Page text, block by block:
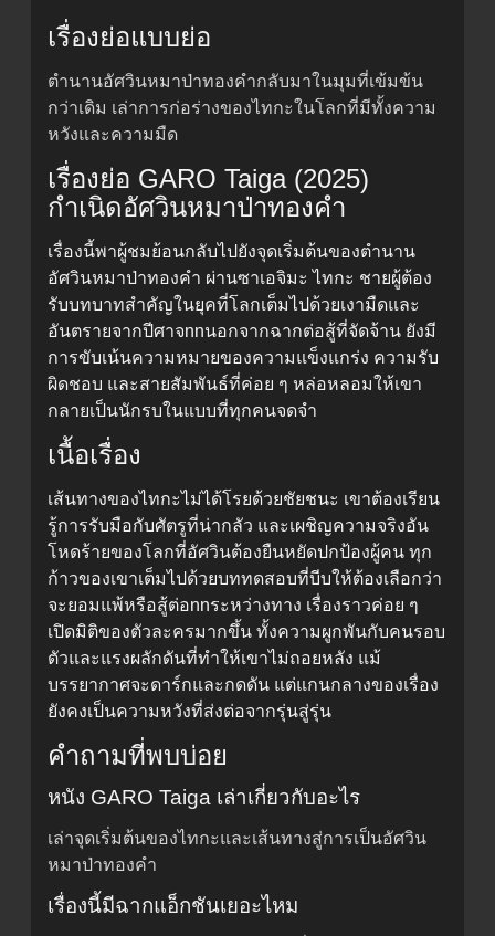
เรื่องย่อแบบย่อ
ตำนานอัศวินหมาป่าทองคำกลับมาในมุมที่เข้มข้น
กว่าเดิม เล่าการก่อร่างของไทกะในโลกที่มีทั้งความ
หวังและความมืด
เรื่องย่อ GARO Taiga (2025)
กำเนิดอัศวินหมาป่าทองคำ
เรื่องนี้พาผู้ชมย้อนกลับไปยังจุดเริ่มต้นของตำนาน
อัศวินหมาป่าทองคำ ผ่านซาเอจิมะ ไทกะ ชายผู้ต้อง
รับบทบาทสำคัญในยุคที่โลกเต็มไปด้วยเงามืดและ
อันตรายจากปีศาจnnนอกจากฉากต่อสู้ที่จัดจ้าน ยังมี
การขับเน้นความหมายของความแข็งแกร่ง ความรับ
ผิดชอบ และสายสัมพันธ์ที่ค่อย ๆ หล่อหลอมให้เขา
กลายเป็นนักรบในแบบที่ทุกคนจดจำ
เนื้อเรื่อง
เส้นทางของไทกะไม่ได้โรยด้วยชัยชนะ เขาต้องเรียน
รู้การรับมือกับศัตรูที่น่ากลัว และเผชิญความจริงอัน
โหดร้ายของโลกที่อัศวินต้องยืนหยัดปกป้องผู้คน ทุก
ก้าวของเขาเต็มไปด้วยบททดสอบที่บีบให้ต้องเลือกว่า
จะยอมแพ้หรือสู้ต่อnnระหว่างทาง เรื่องราวค่อย ๆ
เปิดมิติของตัวละครมากขึ้น ทั้งความผูกพันกับคนรอบ
ตัวและแรงผลักดันที่ทำให้เขาไม่ถอยหลัง แม้
บรรยากาศจะดาร์กและกดดัน แต่แกนกลางของเรื่อง
ยังคงเป็นความหวังที่ส่งต่อจากรุ่นสู่รุ่น
คำถามที่พบบ่อย
หนัง GARO Taiga เล่าเกี่ยวกับอะไร
เล่าจุดเริ่มต้นของไทกะและเส้นทางสู่การเป็นอัศวิน
หมาป่าทองคำ
เรื่องนี้มีฉากแอ็กชันเยอะไหม